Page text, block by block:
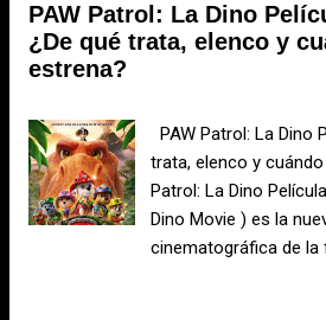
regreso de
Marvel, además de
Doomsday? Aunque
mantiene en secreto
historia, se sabe que
alrededor de una
proporciones que
información oficial,
PAW Patrol: La Dino
¿De qué trata, elenco y
estrena?
PAW Patrol: La Dino
trata, elenco y
Patrol: La Dino
Dino Movie ) es la
cinematográfica de la
Chase, Marshall,